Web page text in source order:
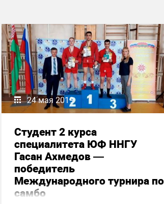
24 мая 2019
Студент 2 курса
специалитета ЮФ ННГУ
Гасан Ахмедов —
победитель
Международного турнира по
самбо